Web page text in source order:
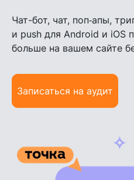
Чат-бот, чат, поп‑апы,
и push для Android и iOS
больше на вашем сайте
Записаться на аудит